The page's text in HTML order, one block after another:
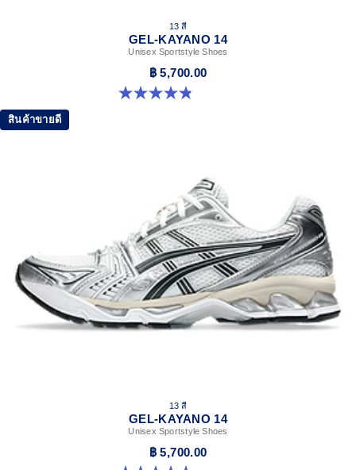
13 สี
GEL-KAYANO 14
Unisex Sportstyle Shoes
฿ 5,700.00
4.8 จาก 5 ดาว 1721 รีวิว
สินค้าขายดี
13 สี
GEL-KAYANO 14
Unisex Sportstyle Shoes
฿ 5,700.00